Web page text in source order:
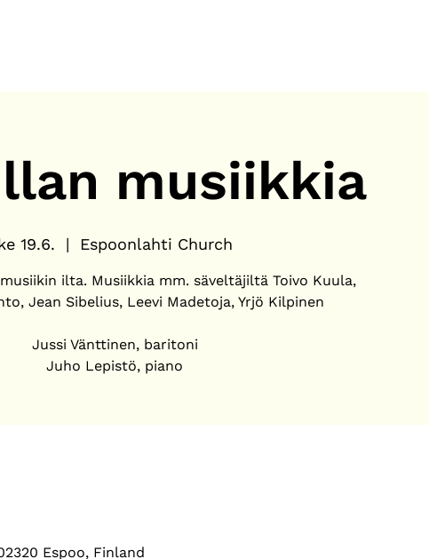
musiikkia
19.6.
  |
Espoonlahti Church
ilta. Musiikkia mm. säveltäjiltä Toivo Kuula,
Jean Sibelius, Leevi Madetoja, Yrjö Kilpinen
Jussi Vänttinen, baritoni
Juho Lepistö, piano
Espoo, Finland